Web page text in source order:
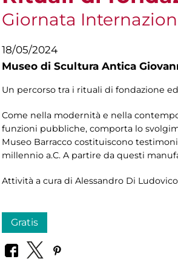
Giornata
18/05/2024
Museo di Scultura Antica
Un percorso tra i rituali di fondazione
Come nella modernità e nella
funzioni pubbliche, comporta lo
Museo Barracco costituiscono
millennio a.C. A partire da questi
Attività a cura di Alessandro Di Ludovico
Gratis